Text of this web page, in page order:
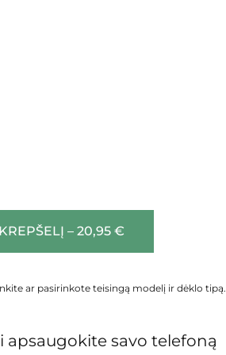
– 20,95 €
ar pasirinkote teisingą modelį ir dėklo tipą.
apsaugokite savo telefoną